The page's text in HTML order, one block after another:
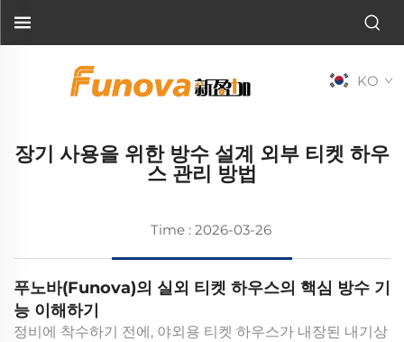
KO
장기 사용을 위한 방수 설계 외부 티켓 하우
스 관리 방법
Time : 2026-03-26
푸노바(Funova)의 실외 티켓 하우스의 핵심 방수 기
능 이해하기
정비에 착수하기 전에, 야외용 티켓 하우스가 내장된 내기상